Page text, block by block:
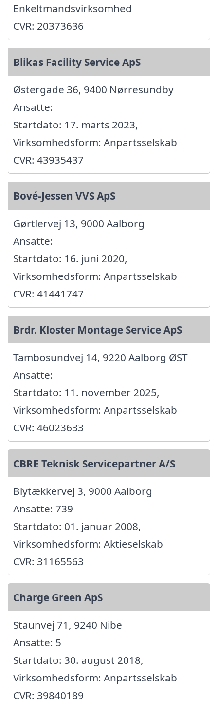
Enkeltmandsvirksomhed
CVR: 20373636
Blikas Facility Service ApS
Østergade 36, 9400 Nørresundby
Ansatte:
Startdato: 17. marts 2023,
Virksomhedsform: Anpartsselskab
CVR: 43935437
Bové-Jessen VVS ApS
Gørtlervej 13, 9000 Aalborg
Ansatte:
Startdato: 16. juni 2020,
Virksomhedsform: Anpartsselskab
CVR: 41441747
Brdr. Kloster Montage Service ApS
Tambosundvej 14, 9220 Aalborg ØST
Ansatte:
Startdato: 11. november 2025,
Virksomhedsform: Anpartsselskab
CVR: 46023633
CBRE Teknisk Servicepartner A/S
Blytækkervej 3, 9000 Aalborg
Ansatte: 739
Startdato: 01. januar 2008,
Virksomhedsform: Aktieselskab
CVR: 31165563
Charge Green ApS
Staunvej 71, 9240 Nibe
Ansatte: 5
Startdato: 30. august 2018,
Virksomhedsform: Anpartsselskab
CVR: 39840189